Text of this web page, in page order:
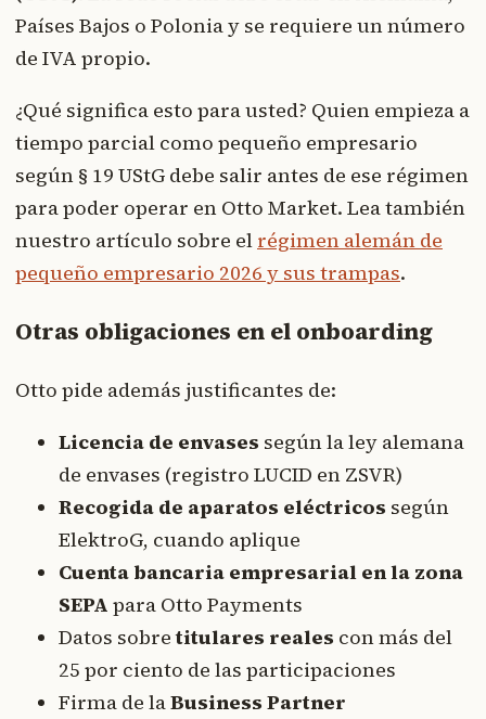
Países Bajos o Polonia y se requiere un número
de IVA propio.
¿Qué significa esto para usted? Quien empieza a
tiempo parcial como pequeño empresario
según § 19 UStG debe salir antes de ese régimen
para poder operar en Otto Market. Lea también
nuestro artículo sobre el régimen alemán de
pequeño empresario 2026 y sus trampas.
Otras obligaciones en el onboarding
Otto pide además justificantes de:
Licencia de envases según la ley alemana
de envases (registro LUCID en ZSVR)
Recogida de aparatos eléctricos según
ElektroG, cuando aplique
Cuenta bancaria empresarial en la zona
SEPA para Otto Payments
Datos sobretitulares reales con más del
25 por ciento de las participaciones
Firma de laBusiness Partner